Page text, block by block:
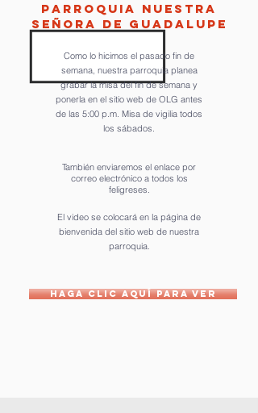
Parroquia nuestra
Señora de Guadalupe
Como lo hicimos el pasado fin de
semana, nuestra parroquia planea
grabar la misa del fin de semana y
ponerla en el sitio web de OLG antes
de las 5:00 p.m. Misa de vigilia todos
los sábados.
También enviaremos el enlace por
correo electrónico a todos los
feligreses.
El video se colocará en la página de
bienvenida del sitio web de nuestra
parroquia.
HAGA CLIC AQUÍ PARA VER